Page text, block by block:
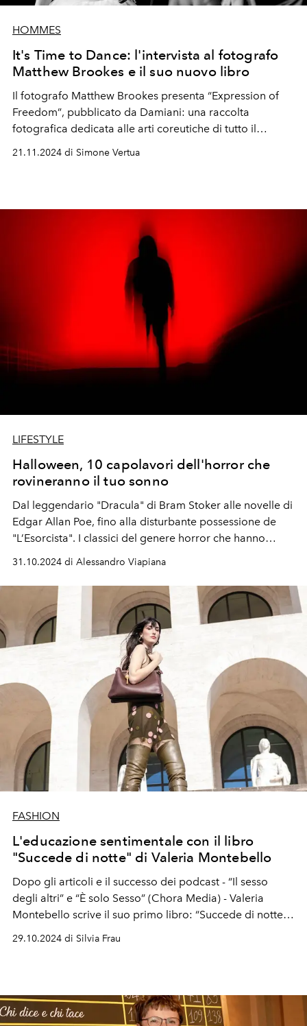
HOMMES
It's Time to Dance: l'intervista al fotografo
Matthew Brookes e il suo nuovo libro
Il fotografo Matthew Brookes presenta “Expression of
Freedom”, pubblicato da Damiani: una raccolta
fotografica dedicata alle arti coreutiche di tutto il
21.11.2024 di Simone Vertua
LIFESTYLE
Halloween, 10 capolavori dell'horror che
rovineranno il tuo sonno
Dal leggendario "Dracula" di Bram Stoker alle novelle di
Edgar Allan Poe, fino alla disturbante possessione de
"L’Esorcista". I classici del genere horror che hanno
conquistato generazioni di lettori e sono diventati icone
31.10.2024 di Alessandro Viapiana
FASHION
L'educazione sentimentale con il libro
"Succede di notte" di Valeria Montebello
Dopo gli articoli e il successo dei podcast - “Il sesso
degli altri” e “È solo Sesso” (Chora Media) - Valeria
Montebello scrive il suo primo libro: “Succede di notte”,
edito da Feltrinelli, sui rapporti disfunzionali dei
29.10.2024 di Silvia Frau